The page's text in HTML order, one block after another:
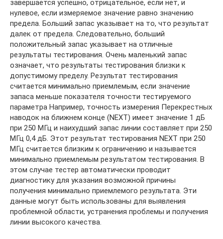
завершается успешно, отрицательное, если нет, и
нулевое, если измеряемое значение равно значению
предела. Больший запас указывает на то, что результат
далек от предела. Следовательно, больший
положительный запас указывает на отличные
результаты тестирования. Очень маленький запас
означает, что результаты тестирования близки к
допустимому пределу. Результат тестирования
считается минимально приемлемым, если значение
запаса меньше показателя точности тестируемого
параметра Например, точность измерения Перекрестных
наводок на ближнем конце (NEXT) имеет значение 1 дБ
при 250 МГц и наихудший запас линии составляет при 250
МГц 0,4 дБ. Этот результат тестирования NEXT при 250
МГц считается близким к ограничению и называется
минимально приемлемым результатом тестирования. В
этом случае тестер автоматически проводит
диагностику для указания возможной причины
получения минимально приемлемого результата. Эти
данные могут быть использованы для выявления
проблемной области, устранения проблемы и получения
линии высокого качества.